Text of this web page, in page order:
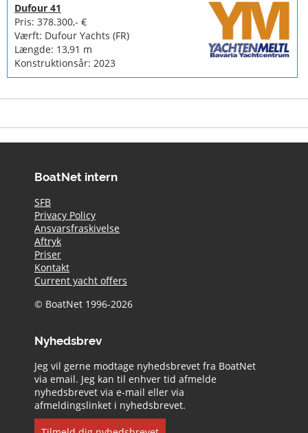
Dufour 41
Pris: 378.300,- €
Værft: Dufour Yachts (FR)
Længde: 13,91 m
Konstruktionsår: 2023
BoatNet intern
SFB
Privacy Policy
Ansvarsfraskivelse
Aftryk
Priser
Kontakt
Current yacht offers
© BoatNet 1996-2026
Nyhedsbrev
Jeg vil gerne modtage nyhedsbrevet fra BoatNet
via email. Jeg kan til enhver tid afmelde
nyhedsbrevet via e-mail eller via
afmeldingslinket i nyhedsbrevet.